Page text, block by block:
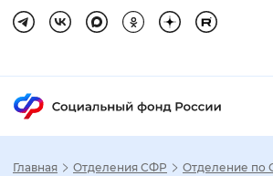
Главная Отделения СФР
Отделение по